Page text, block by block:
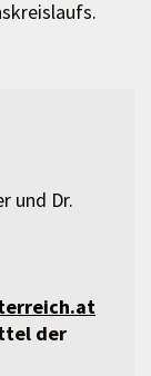
und Dr.
der